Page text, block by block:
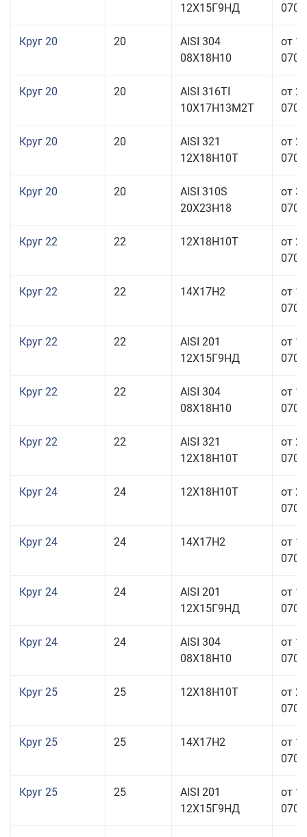
12Х15Г9НД
Круг 20 20
AISI 304
08Х18Н10
от
Круг 20 20
AISI 316TI
10Х17Н13М2Т
от
Круг 20 20
AISI 321
12Х18Н10Т
от
Круг 20 20
AISI 310S
20Х23Н18
от
Круг 22 22 12Х18Н10Т
от
Круг 22 22 14Х17Н2
от
Круг 22 22
AISI 201
12Х15Г9НД
от
Круг 22 22
AISI 304
08Х18Н10
от
Круг 22 22
AISI 321
12Х18Н10Т
от
Круг 24 24 12Х18Н10Т
от
Круг 24 24 14Х17Н2
от
Круг 24 24
AISI 201
12Х15Г9НД
от
Круг 24 24
AISI 304
08Х18Н10
от
Круг 25 25 12Х18Н10Т
от
Круг 25 25 14Х17Н2
от
Круг 25 25
AISI 201
12Х15Г9НД
от